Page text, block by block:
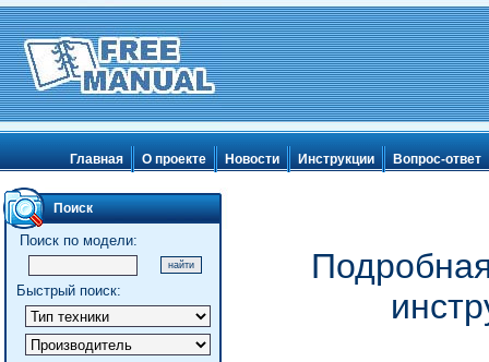
Главная О проекте Новости Инструкции Вопрос-ответ
Поиск
Поиск по модели:
Быстрый поиск: